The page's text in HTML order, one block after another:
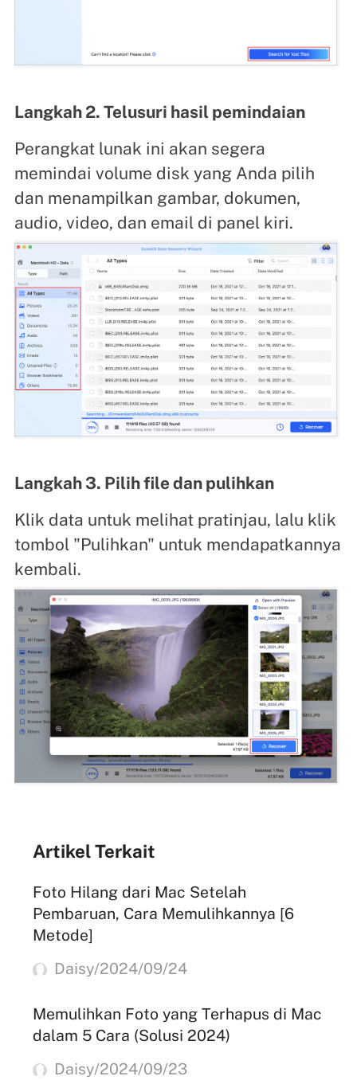
Langkah 2. Telusuri hasil pemindaian
Perangkat lunak ini akan segera
memindai volume disk yang Anda pilih
dan menampilkan gambar, dokumen,
audio, video, dan email di panel kiri.
Langkah 3. Pilih file dan pulihkan
Klik data untuk melihat pratinjau, lalu klik
tombol "Pulihkan" untuk mendapatkannya
kembali.
Artikel Terkait
Foto Hilang dari Mac Setelah
Pembaruan, Cara Memulihkannya [6
Metode]
Daisy/2024/09/24
Memulihkan Foto yang Terhapus di Mac
dalam 5 Cara (Solusi 2024)
Daisy/2024/09/23